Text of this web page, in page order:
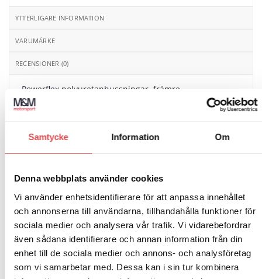
Samtycke Information Om
Denna webbplats använder cookies
Vi använder enhetsidentifierare för att anpassa innehållet
och annonserna till användarna, tillhandahålla funktioner för
sociala medier och analysera vår trafik. Vi vidarebefordrar
även sådana identifierare och annan information från din
enhet till de sociala medier och annons- och analysföretag
som vi samarbetar med. Dessa kan i sin tur kombinera
YTTERLIGARE INFORMATION
VARUMÄRKE
RECENSIONER (0)
Powerflex polyuretanbussningar, främre
bakvagnsramsbussning. Åtgång 2 st/bil.
Schemanummer 6. Säljs i en förpackning innehållande
Passar till följande bilmodeller:
BMW Serie 3 E36 ink M3 (1990-1998)
RELATERADE PRODUKTER